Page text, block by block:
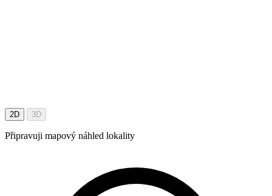
2D 3D
Připravuji mapový náhled lokality